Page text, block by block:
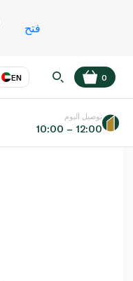
فتح
EN
عر
0
توصيل اليوم
10:00 – 12:00